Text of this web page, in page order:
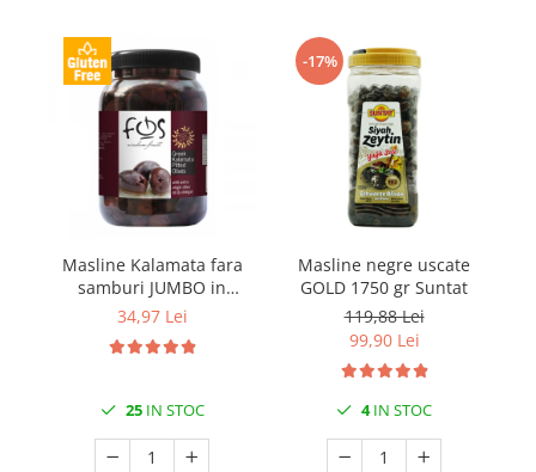
Masline Kalamata fara
samburi JUMBO in
saramura 1kg FOS
34,97 Lei
25IN STOC
-17%
Masline negre uscate
GOLD 1750 gr Suntat
119,88 Lei
99,90 Lei
4IN STOC